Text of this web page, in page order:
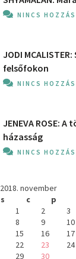
NINCS
JODI
felsőfokon
NINCS
JENEVA ROSE: A
házasság
NINCS
2018. november
s c p
1
2 3
8 9 10
15 16 17
22 23 24
29 30